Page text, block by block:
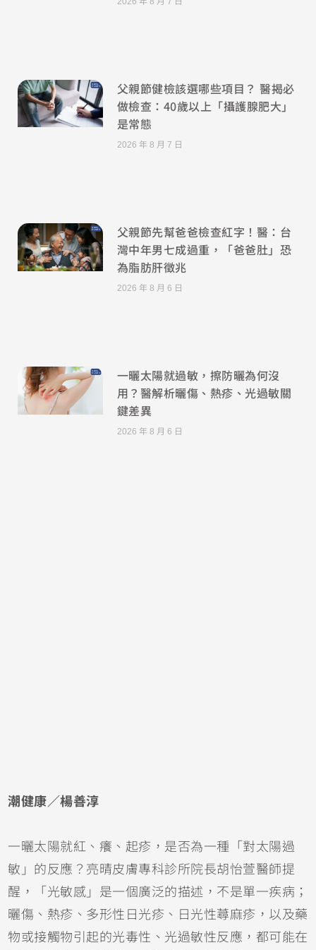
父親節健檢該選哪些項目？ 醫揭必
做檢查：40歲以上「攝護腺肥大」
是常態
2026 年 8 月 7 日
父親節先幫爸爸檢查紅字！醫：台
灣中年男七成過重，「爸爸肚」恐
為脂肪肝徵兆
2026 年 8 月 6 日
一曬太陽就過敏，擦防曬為何沒
用？醫解析曬傷、熱疹、光過敏關
鍵差異
2026 年 8 月 6 日
潮健康／楊善淳
一曬太陽就紅、癢、起疹，是否為一種「對太陽過
敏」的反應？亮晴皮膚專科診所院長胡怡萱醫師提
醒，「光敏感」是一個廣泛的描述，不是單一疾病；
曬傷 、熱疹、多形性日光疹、日光性蕁麻疹 ，以及藥
物或接觸物引起的光毒性、光過敏性反應，都可能在